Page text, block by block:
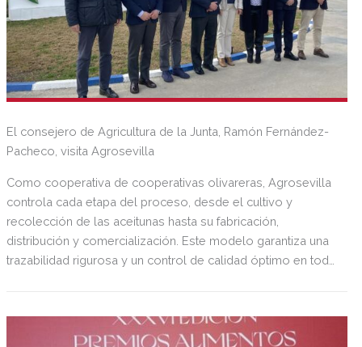
El consejero de Agricultura de la Junta, Ramón Fernández-
Pacheco, visita Agrosevilla
Como cooperativa de cooperativas olivareras, Agrosevilla
controla cada etapa del proceso, desde el cultivo y
recolección de las aceitunas hasta su fabricación,
distribución y comercialización. Este modelo garantiza una
trazabilidad rigurosa y un control de calidad óptimo en toda